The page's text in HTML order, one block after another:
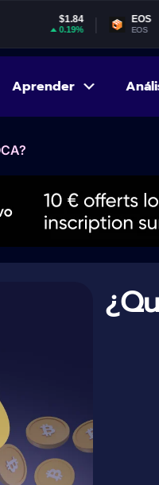
EOS
EOS
Aprender